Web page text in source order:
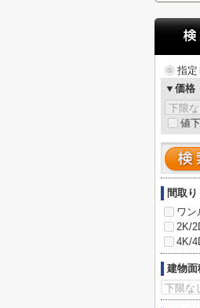
指定
▼価格
値
間取り
ワン
2K/
4K/
建物面